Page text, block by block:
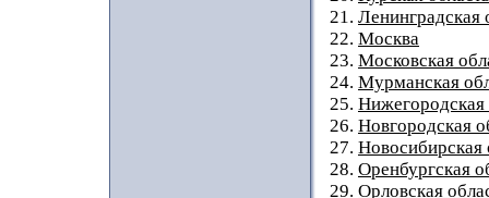
21. Ленинградская
22. Москва
23. Московская
24. Мурманская
25. Нижегородская
26. Новгородская
27. Новосибирская
28. Оренбургская
29. Орловская